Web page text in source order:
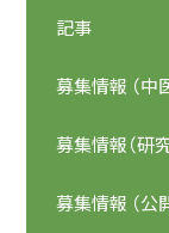
記事
募集情報 （中
募集情報（研
募集情報 （公